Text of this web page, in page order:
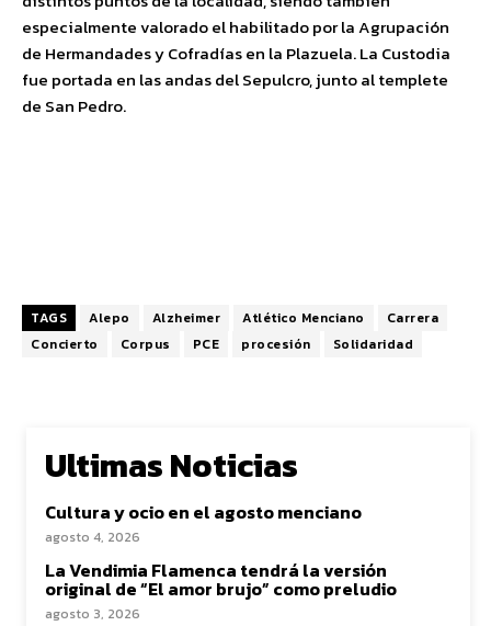
especialmente valorado el habilitado por la Agrupación
de Hermandades y Cofradías en la Plazuela. La Custodia
fue portada en las andas del Sepulcro, junto al templete
de San Pedro.
TAGS Alepo Alzheimer Atlético Menciano
Carrera
Concierto
Corpus PCE procesión Solidaridad
Ultimas Noticias
Cultura y ocio en el agosto menciano
agosto 4, 2026
La Vendimia Flamenca tendrá la versión
original de “El amor brujo” como preludio
agosto 3, 2026